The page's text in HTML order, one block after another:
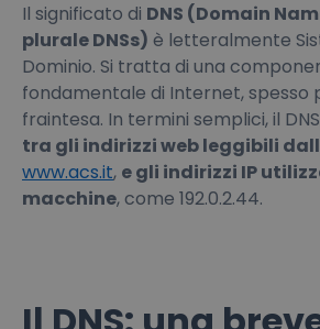
Il significato di DNS (Domain
plurale DNSs) è letteralmente
Dominio. Si tratta di una
fondamentale di Internet, spesso
fraintesa. In termini semplici, il
tra gli indirizzi web leggibili
www.acs.it, e gli indirizzi IP
macchine, come 192.0.2.44.